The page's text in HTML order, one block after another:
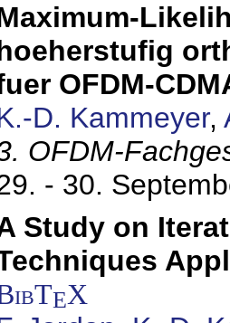
OFDM-
D. Kammeyer,
OFDM-
- 30.
Study on
EX